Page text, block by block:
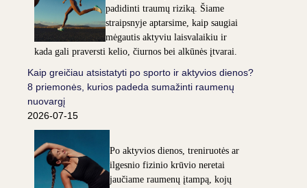
padidinti traumų riziką. Šiame
straipsnyje aptarsime, kaip saugiai
mėgautis aktyviu laisvalaikiu ir
kada gali praversti kelio, čiurnos bei alkūnės įtvarai.
Kaip greičiau atsistatyti po sporto ir aktyvios dienos?
8 priemonės, kurios padeda sumažinti raumenų
nuovargį
2026-07-15
Po aktyvios dienos, treniruotės ar
ilgesnio fizinio krūvio neretai
jaučiame raumenų įtampą, kojų